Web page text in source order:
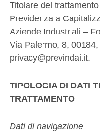
Titolare del
Previdenza a
Aziende Industriali –
Via Palermo, 8, 00184,
privacy@previndai.it.
TIPOLOGIA DI DATI
TRATTAMENTO
Dati di navigazione